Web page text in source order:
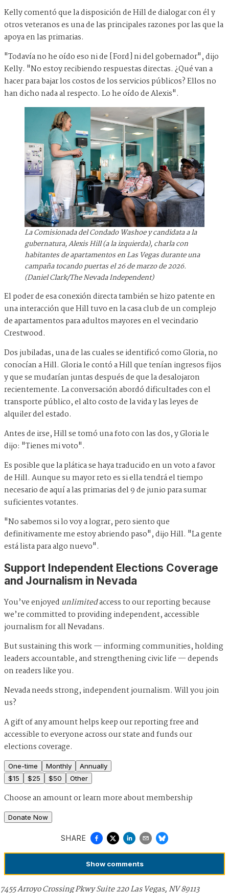
Kelly comentó que la disposición de Hill de dialogar con él y
otros veteranos es una de las principales razones por las que la
apoya en las primarias.
"Todavía no he oído eso ni de [Ford] ni del gobernador", dijo
Kelly. "No estoy recibiendo respuestas directas. ¿Qué van a
hacer para bajar los costos de los servicios públicos? Ellos no
han dicho nada al respecto. Lo he oído de Alexis".
La Comisionada del Condado Washoe y candidata a la
gubernatura, Alexis Hill (a la izquierda), charla con
habitantes de apartamentos en Las Vegas durante una
campaña tocando puertas el 26 de marzo de 2026.
(Daniel Clark/The Nevada Independent)
El poder de esa conexión directa también se hizo patente en
una interacción que Hill tuvo en la casa club de un complejo
de apartamentos para adultos mayores en el vecindario
Crestwood.
Dos jubiladas, una de las cuales se identificó como Gloria, no
conocían a Hill. Gloria le contó a Hill que tenían ingresos fijos
y que se mudarían juntas después de que la desalojaron
recientemente. La conversación abordó dificultades con el
transporte público, el alto costo de la vida y las leyes de
alquiler del estado.
Antes de irse, Hill se tomó una foto con las dos, y Gloria le
dijo: "Tienes mi voto".
Es posible que la plática se haya traducido en un voto a favor
de Hill. Aunque su mayor reto es si ella tendrá el tiempo
necesario de aquí a las primarias del 9 de junio para sumar
suficientes votantes.
"No sabemos si lo voy a lograr, pero siento que
definitivamente me estoy abriendo paso", dijo Hill. "La gente
está lista para algo nuevo".
Support Independent Elections Coverage
and Journalism in Nevada
You’ve enjoyed unlimitedaccess to our reporting because
we’re committed to providing independent, accessible
journalism for all Nevadans.
But sustaining this work — informing communities, holding
leaders accountable, and strengthening civic life — depends
on readers like you.
Nevada needs strong, independent journalism. Will you join
us?
A gift of any amount helps keep our reporting free and
accessible to everyone across our state and funds our
elections coverage.
One-time Monthly
Annually
$15 $25 $50 Other
Choose an amount orlearn more about membership
Donate Now
SHARE
Show comments
7455 Arroyo Crossing Pkwy Suite 220 Las Vegas, NV 89113